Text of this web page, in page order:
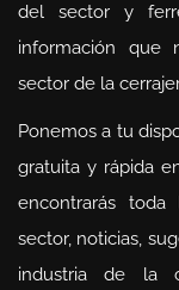
del sector y
información que
sector de la
Ponemos a tu
gratuita y rápida
encontrarás
sector, noticias,
industria de la